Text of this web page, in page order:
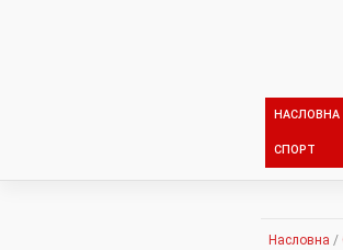
НАСЛОВНА
СПОРТ
Насловна /